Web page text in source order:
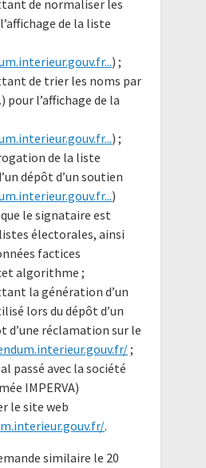
de normaliser les
de la liste
) ;
de trier les noms par
pour l’affichage de la
) ;
de la liste
dépôt d’un soutien
)
le signataire est
électorales, ainsi
factices
algorithme ;
la génération d’un
lors du dépôt d’un
d’une réclamation sur le
;
passé avec la société
IMPERVA)
le site web
.
similaire le 20